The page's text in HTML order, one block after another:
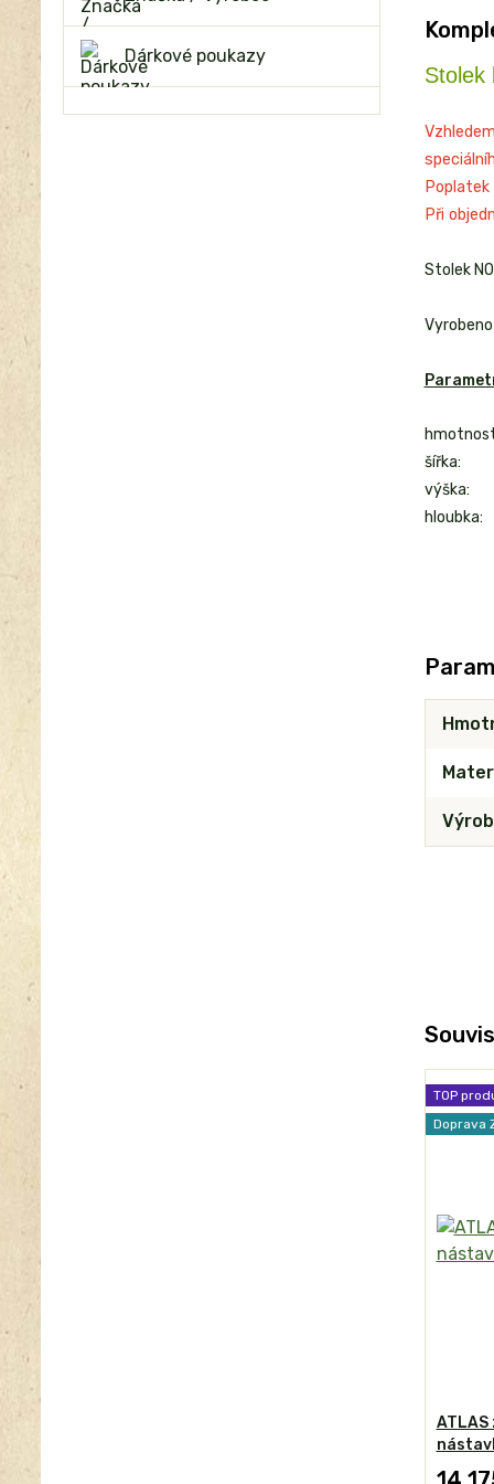
Dárkové poukazy
Stolek
Při
Stolek
Vyrobeno
šířka:
výška:
hloubka:
TOP
Doprava